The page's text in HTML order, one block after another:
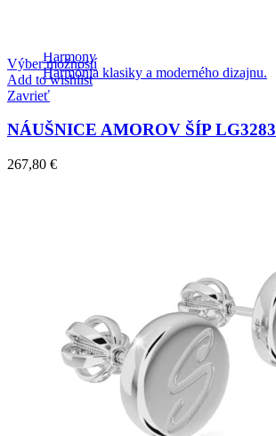
Harmony
Harmónia klasiky a moderného dizajnu.
Výber možností
Add to wishlist
Zavrieť
NÁUŠNICE AMOROV ŠÍP LG3283
267,80 €